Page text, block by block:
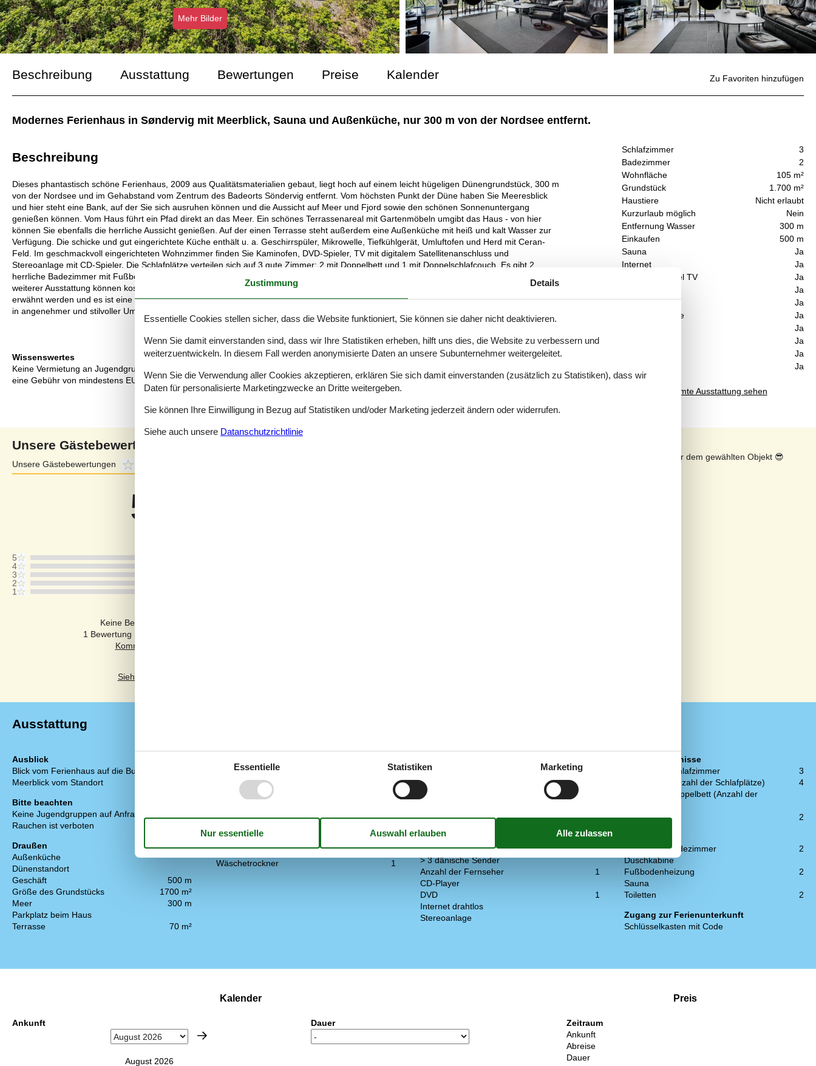
Mehr Bilder
Beschreibung Ausstattung Bewertungen Preise Kalender
Modernes Ferienhaus in Søndervig mit Meerblick, Sauna und Außenküche, nur 300 m von der Nordsee entfernt.
Schlafzimmer
3
Badezimmer
2
Wohnfläche
105 m²
Grundstück
1.700 m²
Haustiere
Nicht erlaubt
Kurzurlaub möglich
Nein
Entfernung Wasser
300 m
Einkaufen
500 m
Sauna
Ja
Internet
Ja
Satelliten-/Kabel TV
Ja
Ja
Wasserblick
Ja
Waschmaschine
Ja
Ja
Ja
Ja
Ja
Gesamte Ausstattung sehen
Zu Favoriten hinzufügen
Beschreibung
Dieses phantastisch schöne Ferienhaus, 2009 aus Qualitätsmaterialien gebaut, liegt hoch auf einem leicht hügeligen Dünengrundstück, 300 m
von der Nordsee und im Gehabstand vom Zentrum des Badeorts Söndervig entfernt. Vom höchsten Punkt der Düne haben Sie Meeresblick
und hier steht eine Bank, auf der Sie sich ausruhen können und die Aussicht auf Meer und Fjord sowie den schönen Sonnenuntergang
genießen können. Vom Haus führt ein Pfad direkt an das Meer. Ein schönes Terrassenareal mit Gartenmöbeln umgibt das Haus - von hier
können Sie ebenfalls die herrliche Aussicht genießen. Auf der einen Terrasse steht außerdem eine Außenküche mit heiß und kalt Wasser zur
Verfügung. Die schicke und gut eingerichtete Küche enthält u. a. Geschirrspüler, Mikrowelle, Tiefkühlgerät, Umluftofen und Herd mit Ceran-
Feld. Im geschmackvoll eingerichteten Wohnzimmer finden Sie Kaminofen, DVD-Spieler, TV mit digitalem Satellitenanschluss und
Stereoanlage mit CD-Spieler. Die Schlafplätze verteilen sich auf 3 gute Zimmer; 2 mit Doppelbett und 1 mit Doppelschlafcouch. Es gibt 2
herrliche Badezimmer mit Fußbodenheizung und Duschnische. Von dem einen Badezimmer ferner direkten Zutritt zur Sauna des Hauses. An
weiterer Ausstattung können kostenlose, kabellose Internetverbindung (Computer ist mitzubringen), Waschmaschine sowie Wäschetrockner
erwähnt werden und es ist eine energiegerechte Wärmepumpe installiert. Teils Holzböden, teils Klinkerböden. Wünschen Sie sich einen Urlaub
in angenehmer und stilvoller Umgebung dann ist dieses Ferienhaus die ganz richtige Wahl.
Wissenswertes
Keine Vermietung an Jugendgruppen, in denen alle 15-25 Jahre sind. Rauchen ist nicht zugelassen. Bei Nichtbeachtung dieses Verbots wird
eine Gebühr von mindestens EUR 420,- erhoben.
Unsere Gästebewertungen
Unsere Gästebewertungen
5,0
5
4
3
2
1
Keine Bewertungen haben Kommentare auf Deutsch
1 Bewertung hat einen Kommentar in einer anderen Sprache.
Siehe stattdessen 14 externe Bewertungen.
Sonnenstand über dem gewählten Objekt 😎
Ausstattung
Ausblick
Blick vom Ferienhaus auf die Bucht
Meerblick vom Standort
Bitte beachten
Keine Jugendgruppen auf Anfrage
Rauchen ist verboten
Draußen
Außenküche
Dünenstandort
Geschäft
500 m
Größe des Grundstücks
1700 m²
Meer
300 m
Parkplatz beim Haus
Terrasse
70 m²
Anzahl Erwachsene inkl. 4-11 Jahre
6
Baujahr
2009
Bebaute Fläche
105 m²
Gefrierkapazität (Anzahl Liter)
45
Holzofen
Wärmepumpe
Wäschetrockner
1
Anzahl der Keramikkochplatten
Heißluftofen
Kühlschrank
Spülmaschine
1
Multimedien
> 3 deutsche Sender
> 3 dänische Sender
Anzahl der Fernseher
1
CD-Player
DVD
1
Internet drahtlos
Stereoanlage
Schlafverhältnisse
Anzahl der Schlafzimmer
3
Doppelbett (Anzahl der Schlafplätze)
4
Schlafsofa, Doppelbett (Anzahl der
2
Anzahl der Badezimmer
2
Duschkabine
Fußbodenheizung
2
Sauna
Toiletten
2
Zugang zur Ferienunterkunft
Schlüsselkasten mit Code
Kalender
Ankunft
August 2026
Dauer
Preis
Zeitraum
Ankunft
Abreise
Dauer
Zustimmung Details
Essentielle Cookies stellen sicher, dass die Website funktioniert, Sie können sie daher nicht deaktivieren.
Wenn Sie damit einverstanden sind, dass wir Ihre Statistiken erheben, hilft uns dies, die Website zu verbessern und
weiterzuentwickeln. In diesem Fall werden anonymisierte Daten an unsere Subunternehmer weitergeleitet.
Wenn Sie die Verwendung aller Cookies akzeptieren, erklären Sie sich damit einverstanden (zusätzlich zu Statistiken), dass wir
Daten für personalisierte Marketingzwecke an Dritte weitergeben.
Sie können Ihre Einwilligung in Bezug auf Statistiken und/oder Marketing jederzeit ändern oder widerrufen.
Siehe auch unsere Datanschutzrichtlinie
Essentielle Statistiken Marketing